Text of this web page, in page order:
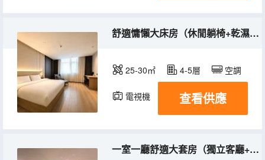
舒適慵懶大床房（休閒躺椅+乾濕分離）
25-30㎡ 4-5層 空調
電視機 查看供應
一室一廳舒適大套房（獨立客廳+乳膠床墊）